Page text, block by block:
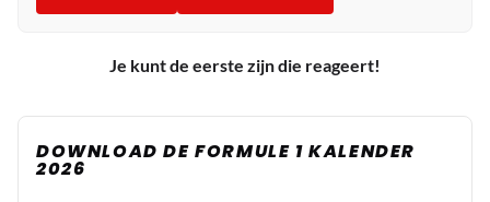
Je kunt de eerste zijn die reageert!
DOWNLOAD DE FORMULE 1 KALENDER
2026